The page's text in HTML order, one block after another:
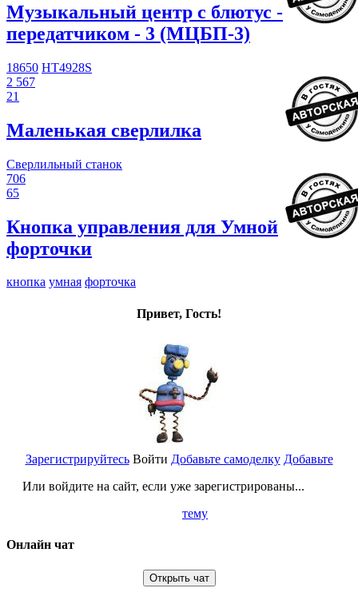
Музыкальный центр с блютус -
передатчиком - 3 (МЦБП-3)
18650 HT4928S
2 567
21
Маленькая сверлилка
Сверлильный станок
706
65
Кнопка управления для Умной
форточки
кнопка умная форточка
Привет, Гость!
Зарегистрируйтесь
Или войдите на сайт, если уже зарегистрированы...
Войти Добавьте самоделку Добавьте
тему
Онлайн чат
Открыть чат